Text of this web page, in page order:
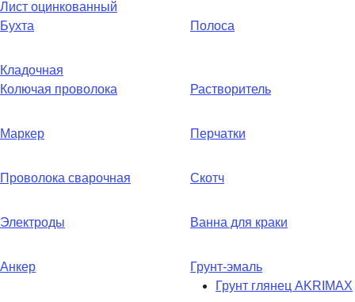
Лист оцинкованный
Бухта
Полоса
Кладочная
Колючая проволока
Растворитель
Маркер Перчатки
Проволока сварочная Скотч
Электроды Ванна для краки
Анкер
Грунт-эмаль
Грунт глянец AKRIMAX